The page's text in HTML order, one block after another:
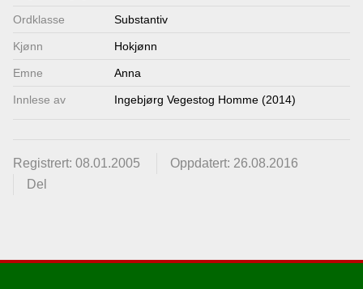
Ordklasse Substantiv
Kjønn Hokjønn
Emne Anna
Innlese av Ingebjørg Vegestog Homme (2014)
Registrert: 08.01.2005
Oppdatert: 26.08.2016
Del